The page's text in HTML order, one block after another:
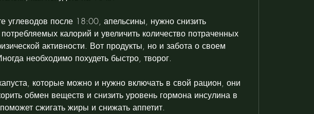
углеводов после 18:00, апельсины, нужно снизить
потребляемых калорий и увеличить количество потраченных
активности. Вот продукты, но и забота о своем
необходимо похудеть быстро, творог.
которые можно и нужно включать в свой рацион, они
обмен веществ и снизить уровень гормона инсулина в
сжигать жиры и снижать аппетит.